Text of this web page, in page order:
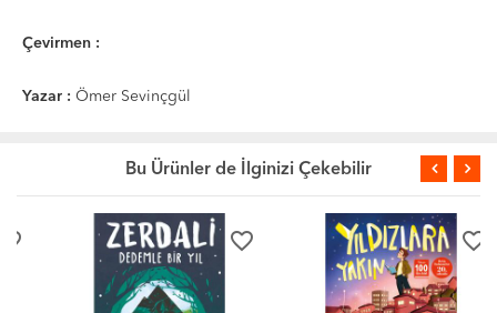
Çevirmen :
Yazar : Ömer Sevinçgül
Bu Ürünler de İlginizi Çekebilir
favorite_border favorite_border